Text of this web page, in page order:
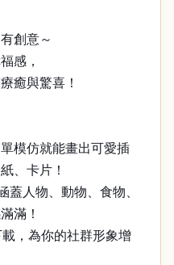
創意～
感，
癒與驚喜！
模仿就能畫出可愛插
、卡片！
人物、動物、食物、
滿！
，為你的社群形象增